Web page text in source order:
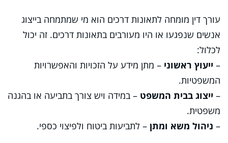
עורך דין מומחה לתאונות דרכים הוא מי שמתמחה בייצוג
אנשים שנפגעו או היו מעורבים בתאונות דרכים. זה יכול
לכלול:
– ייעוץ ראשוני – מתן מידע על הזכויות והאפשרויות
המשפטיות.
– ייצוג בבית המשפט – במידה ויש צורך בתביעה או בהגנה
משפטית.
– ניהול משא ומתן – לתביעות ביטוח ולפיצוי כספי.